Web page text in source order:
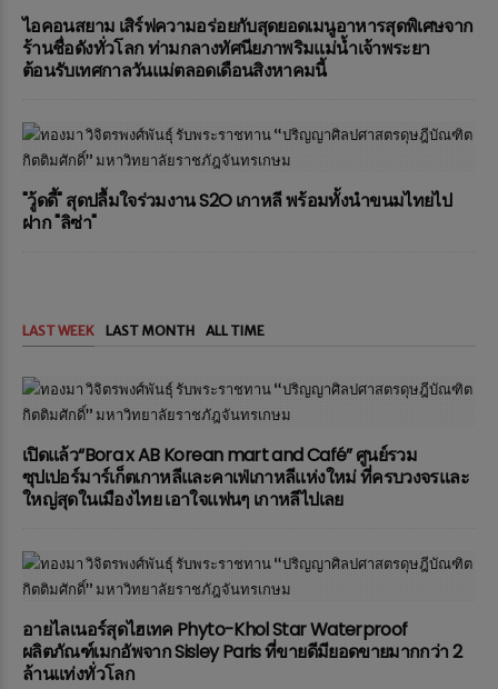
ไอคอนสยาม เสิร์ฟความอร่อยกับสุดยอดเมนูอาหารสุดพิเศษจาก
ร้านชื่อดังทั่วโลก ท่ามกลางทัศนียภาพริมแม่น้ำเจ้าพระยา
ต้อนรับเทศกาลวันแม่ตลอดเดือนสิงหาคมนี้
"วู้ดดี้" สุดปลื้มใจร่วมงาน S2O เกาหลี พร้อมทั้งนำขนมไทยไป
ฝาก "ลิซ่า"
LAST WEEK LAST MONTH ALL TIME
เปิดแล้ว“Bora x AB Korean mart and Café” ศูนย์รวม
ซุปเปอร์มาร์เก็ตเกาหลีและคาเฟ่เกาหลีแห่งใหม่ ที่ครบวงจรและ
ใหญ่สุดในเมืองไทย เอาใจแฟนๆ เกาหลีไปเลย
อายไลเนอร์สุดไฮเทค Phyto-Khol Star Waterproof
ผลิตภัณฑ์เมกอัพจาก Sisley Paris ที่ขายดีมียอดขายมากกว่า 2
ล้านแท่งทั่วโลก